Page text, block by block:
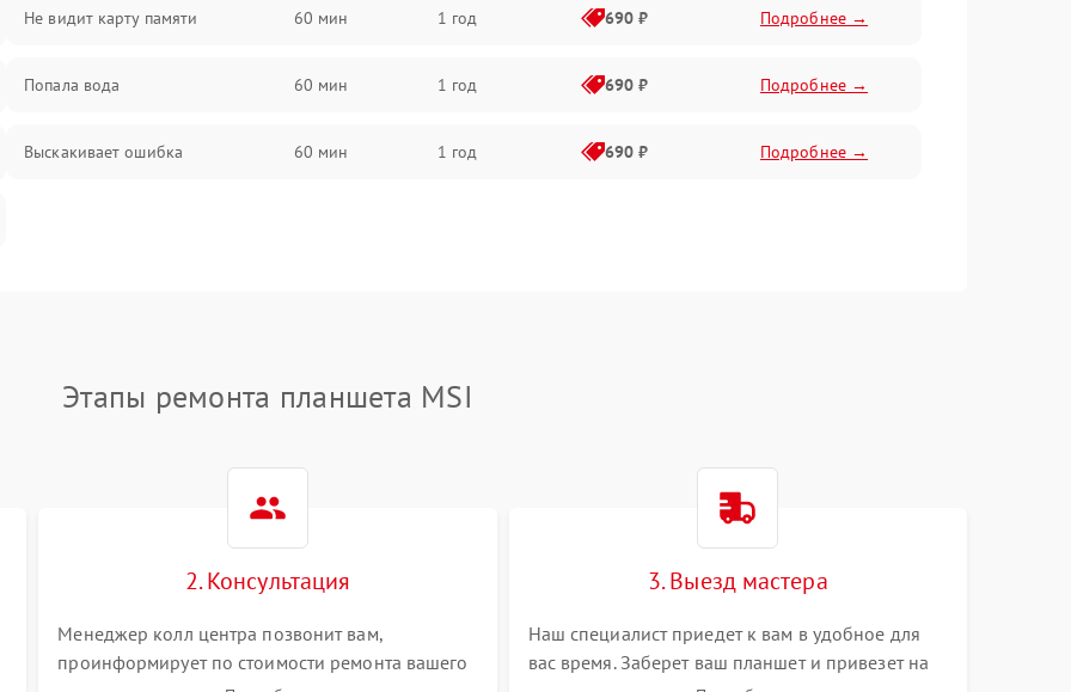
Не видит карту памяти 60 мин 1 год 690 ₽ Подробнее →
Попала вода 60 мин 1 год 690 ₽ Подробнее →
Выскакивает ошибка 60 мин 1 год 690 ₽ Подробнее →
Этапы ремонта планшета MSI
2. Консультация
Менеджер колл центра позвонит вам,
проинформирует по стоимости ремонта вашего
3. Выезд мастера
Наш специалист приедет к вам в удобное для
вас время. Заберет ваш планшет и привезет на